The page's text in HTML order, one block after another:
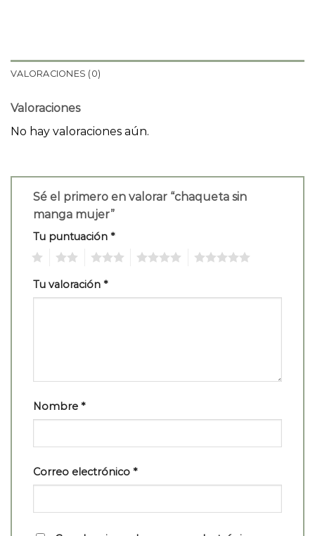
VALORACIONES (0)
Valoraciones
No hay valoraciones aún.
Sé el primero en valorar “chaqueta sin
manga mujer”
Tu puntuación *
Tu valoración *
Nombre *
Correo electrónico *